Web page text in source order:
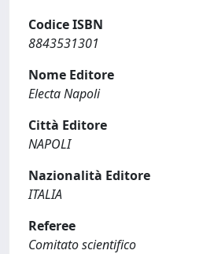
Codice ISBN
8843531301
Nome Editore
Electa Napoli
Città Editore
NAPOLI
Nazionalità Editore
ITALIA
Referee
Comitato scientifico